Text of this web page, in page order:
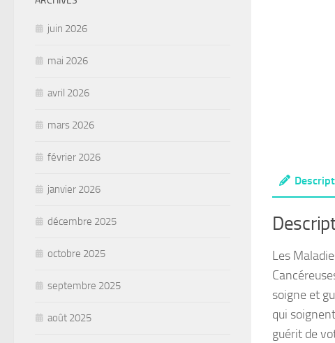
Les
soigne et
qui
guérit de
juin 2026
mai 2026
avril 2026
mars 2026
février 2026
janvier 2026
décembre 2025
octobre 2025
septembre 2025
août 2025